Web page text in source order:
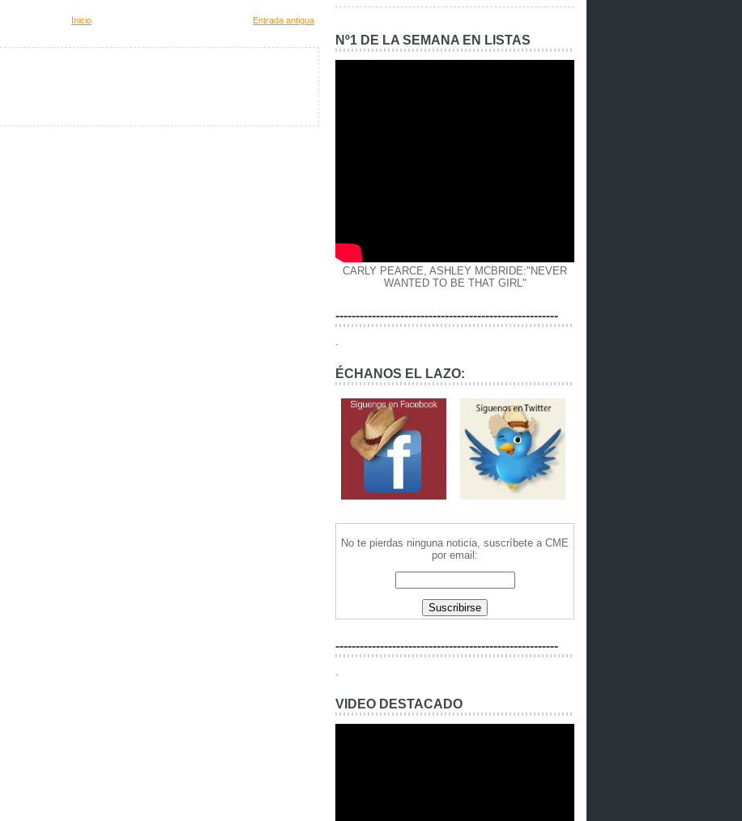
Entrada antigua
Inicio
Nº1 DE LA SEMANA EN LISTAS
CARLY PEARCE, ASHLEY MCBRIDE:"NEVER
WANTED TO BE THAT GIRL"
-------------------------------------------------------
ÉCHANOS EL LAZO:
No te pierdas ninguna noticia, suscríbete a CME
por email:
-------------------------------------------------------
VIDEO DESTACADO